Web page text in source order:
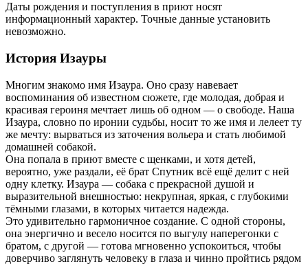
Даты рождения и поступления в приют носят
информационный характер. Точные данные установить
невозможно.
История Изауры
Многим знакомо имя Изаура. Оно сразу навевает
воспоминания об известном сюжете, где молодая, добрая и
красивая героиня мечтает лишь об одном — о свободе. Наша
Изаура, словно по иронии судьбы, носит то же имя и лелеет ту
же мечту: вырваться из заточения вольера и стать любимой
домашней собакой.
Она попала в приют вместе с щенками, и хотя детей,
вероятно, уже раздали, её брат Спутник всё ещё делит с ней
одну клетку. Изаура — собака с прекрасной душой и
выразительной внешностью: некрупная, яркая, с глубокими
тёмными глазами, в которых читается надежда.
Это удивительно гармоничное создание. С одной стороны,
она энергично и весело носится по выгулу наперегонки с
братом, с другой — готова мгновенно успокоиться, чтобы
доверчиво заглянуть человеку в глаза и чинно пройтись рядом